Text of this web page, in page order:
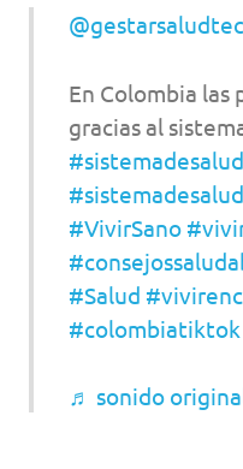
En Colombia las
gracias al
#sistemadesalud
#VivirSano
#Salud
#colombiatiktok
♬ sonido